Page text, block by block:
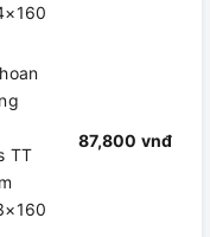
TT
87,800 vnđ